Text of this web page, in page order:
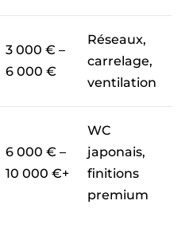
3 000 € –
6 000 €
Réseaux,
carrelage,
ventilation
6 000 € –
10 000 €+
WC
japonais,
finitions
premium